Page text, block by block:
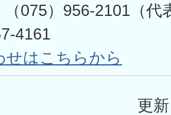
（075）956-2101（
4161
せはこちらから
更